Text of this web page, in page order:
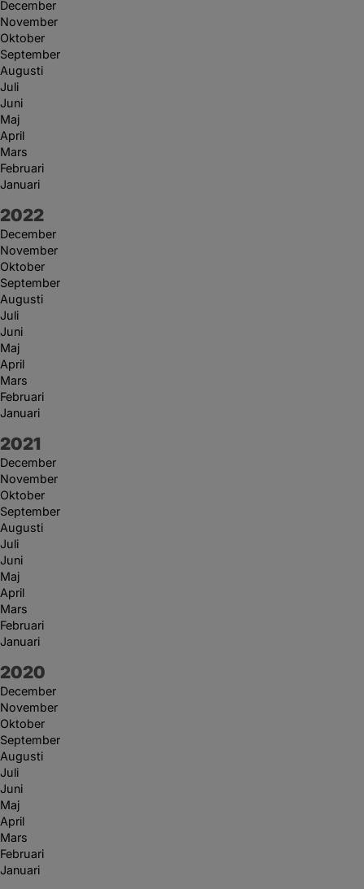
December
November
Oktober
September
Augusti
Juli
Juni
Maj
April
Mars
Februari
Januari
År:
2022
December
November
Oktober
September
Augusti
Juli
Juni
Maj
April
Mars
Februari
Januari
År:
2021
December
November
Oktober
September
Augusti
Juli
Juni
Maj
April
Mars
Februari
Januari
År:
2020
December
November
Oktober
September
Augusti
Juli
Juni
Maj
April
Mars
Februari
Januari